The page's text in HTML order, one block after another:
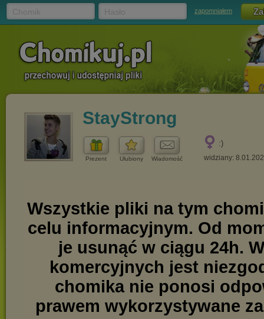
zapomniałem
StayStrong
Prezent Ulubiony Wiadomość
:)
widziany: